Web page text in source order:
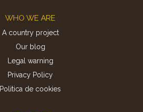
WHO WE ARE
A country project
Our blog
Legal warning
Privacy Policy
Politica de cookies